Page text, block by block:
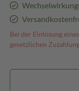
Bei der Einlösung
gesetzlichen